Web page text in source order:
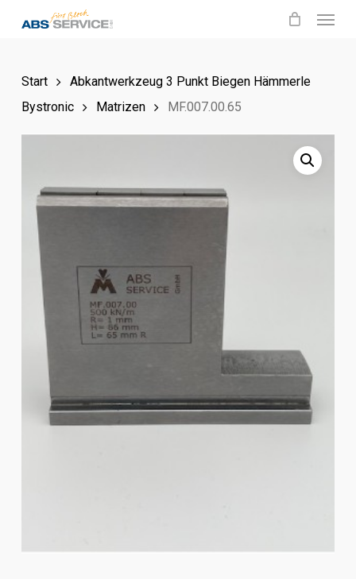
content
Start
Abkantwerkzeug 3 Punkt Biegen Hämmerle
Bystronic
Matrizen MF.007.00.65